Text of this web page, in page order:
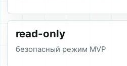
read-only
безопасный режим MVP